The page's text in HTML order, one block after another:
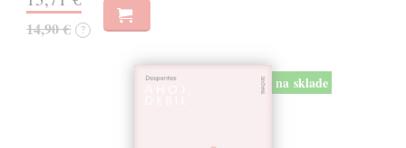
14,90 € ?
na sklade